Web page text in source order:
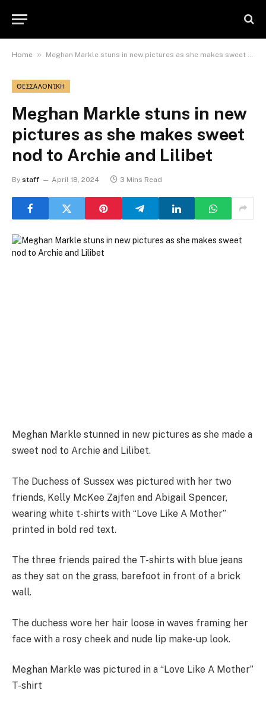
Home » Meghan Markle stuns in new pictures as she makes sweet nod to Archie and Lilibet
ΘΕΣΣΑΛΟΝΊΚΗ
Meghan Markle stuns in new
pictures as she makes sweet
nod to Archie and Lilibet
By staff April 18, 2024 3 Mins Read
Meghan Markle stunned in new pictures as she made a
sweet nod to Archie and Lilibet.
The Duchess of Sussex was pictured with her two
friends, Kelly McKee Zajfen and Abigail Spencer,
wearing white t-shirts with “Love Like A Mother”
printed in bold red text.
The three friends paired the T-shirts with blue jeans
as they sat on the grass, barefoot in front of a brick
wall.
The duchess wore her hair loose in waves framing her
face with a rosy cheek and nude lip make-up look.
Meghan Markle was pictured in a “Love Like A Mother”
T-shirt